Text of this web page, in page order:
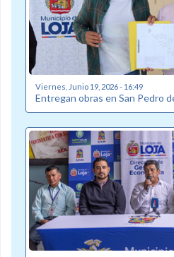
Viernes, Junio 19, 2026 - 16:49
Entregan obras en San Pedro